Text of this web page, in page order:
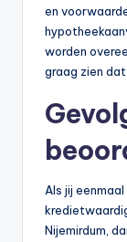
en
worden
graag zien
Als jij
Nijemirdum,